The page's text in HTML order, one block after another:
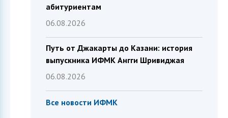
абитуриентам
06.08.2026
Путь от Джакарты до Казани: история
выпускника ИФМК Ангги Шривиджая
06.08.2026
Все новости ИФМК